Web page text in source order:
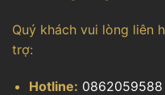
Quý khách vui lòng liên
trợ:
Hotline: 0862059588